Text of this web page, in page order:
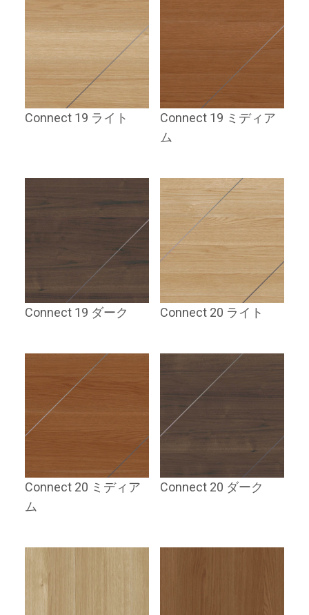
Connect 19 ライト
Connect 19 ミディア
ム
Connect 19 ダーク Connect 20 ライト
Connect 20 ミディア
ム
Connect 20 ダーク